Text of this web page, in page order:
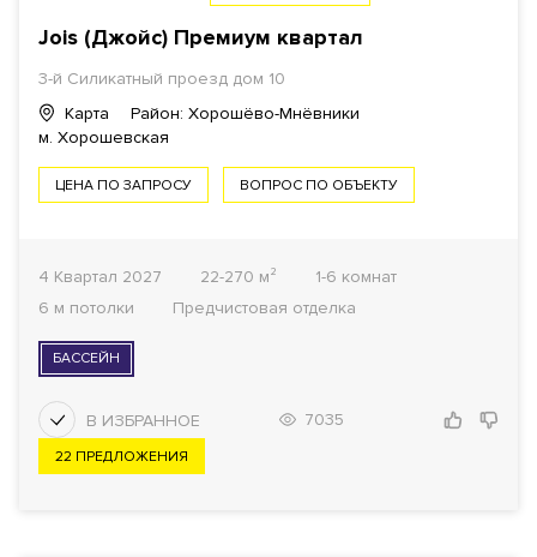
Jois (Джойс) Премиум квартал
3-й Силикатный проезд дом 10
Карта
Район: Хорошёво-Мнёвники
м. Хорошевская
ЦЕНА ПО ЗАПРОСУ ВОПРОС ПО ОБЪЕКТУ
4 Квартал 2027 22-270 м²
1-6 комнат
6 м потолки
Предчистовая отделка
БАССЕЙН
7035
22 ПРЕДЛОЖЕНИЯ